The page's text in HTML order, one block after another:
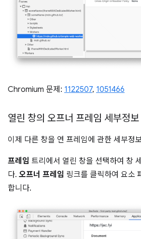
Chromium 문제: 1122507, 1051466
열린 창의 오프너 프레임 세부정보
이제 다른 창을 연 프레임에 관한 세부정
프레임 트리에서 열린 창을 선택하여 창
다. 오프너 프레임 링크를 클릭하여 요소
합니다.